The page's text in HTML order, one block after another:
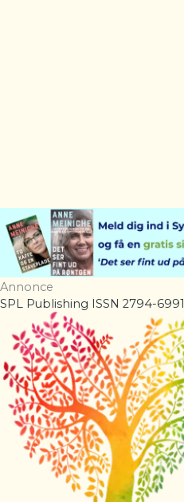
Annonce
SPL Publishing ISSN 2794-6991